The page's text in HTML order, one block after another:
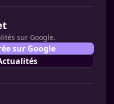
sur Google.
sur Google